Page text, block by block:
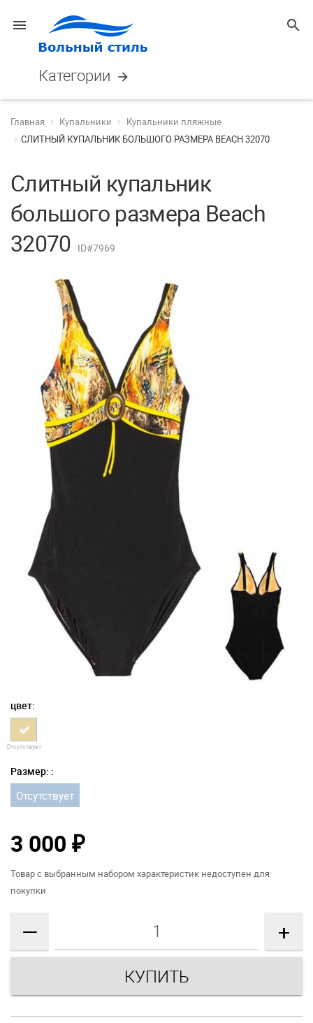
menu search
Категории arrow_forward
Главная Купальники
Купальники пляжные
СЛИТНЫЙ КУПАЛЬНИК БОЛЬШОГО РАЗМЕРА BEACH 32070
Слитный купальник
большого размера Beach
32070 ID#7969
цвет:
Отсутствует
Размер: :
Отсутствует
3 000 ₽
Товар с выбранным набором характеристик недоступен для
покупки
— +